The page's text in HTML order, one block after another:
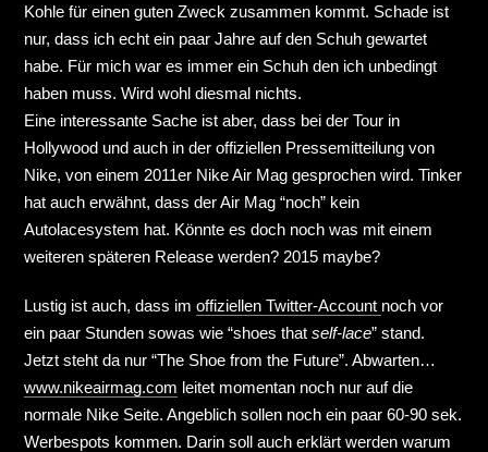
Kohle für einen guten Zweck zusammen kommt. Schade ist
nur, dass ich echt ein paar Jahre auf den Schuh gewartet
habe. Für mich war es immer ein Schuh den ich unbedingt
haben muss. Wird wohl diesmal nichts.
Eine interessante Sache ist aber, dass bei der Tour in
Hollywood und auch in der offiziellen Pressemitteilung von
Nike, von einem 2011er Nike Air Mag gesprochen wird. Tinker
hat auch erwähnt, dass der Air Mag “noch” kein
Autolacesystem hat. Könnte es doch noch was mit einem
weiteren späteren Release werden? 2015 maybe?
Lustig ist auch, dass imoffiziellen Twitter-Account noch vor
ein paar Stunden sowas wie “shoes thatself-lace” stand.
Jetzt steht da nur “The Shoe from the Future”. Abwarten…
www.nikeairmag.com leitet momentan noch nur auf die
normale Nike Seite. Angeblich sollen noch ein paar 60-90 sek.
Werbespots kommen. Darin soll auch erklärt werden warum